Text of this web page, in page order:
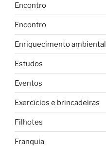
Encontro
Encontro
Enriquecimento ambiental
Estudos
Eventos
Exercícios e brincadeiras
Filhotes
Franquia